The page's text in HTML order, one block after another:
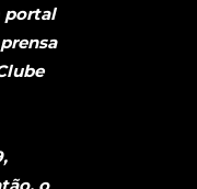
portal